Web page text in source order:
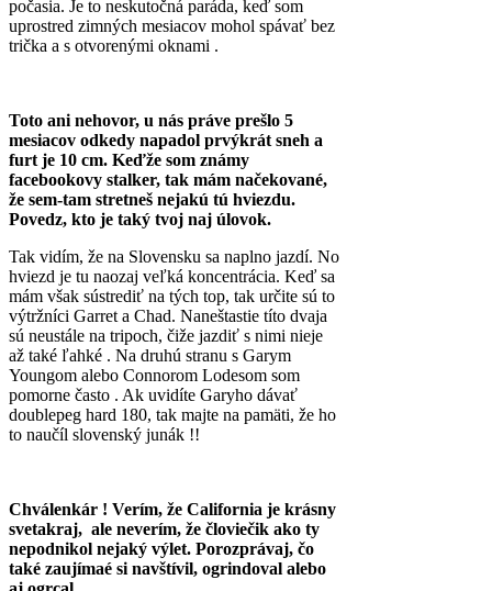
počasia. Je to neskutočná paráda, keď som
uprostred zimných mesiacov mohol spávať bez
trička a s otvorenými oknami .
Toto ani nehovor, u nás práve prešlo 5
mesiacov odkedy napadol prvýkrát sneh a
furt je 10 cm. Keďže som známy
facebookovy stalker, tak mám načekované,
že sem-tam stretneš nejakú tú hviezdu.
Povedz, kto je taký tvoj naj úlovok.
Tak vidím, že na Slovensku sa naplno jazdí. No
hviezd je tu naozaj veľká koncentrácia. Keď sa
mám však sústrediť na tých top, tak určite sú to
výtržníci Garret a Chad. Naneštastie títo dvaja
sú neustále na tripoch, čiže jazdiť s nimi nieje
až také ľahké . Na druhú stranu s Garym
Youngom alebo Connorom Lodesom som
pomorne často . Ak uvidíte Garyho dávať
doublepeg hard 180, tak majte na pamäti, že ho
to naučíl slovenský junák !!
Chválenkár ! Verím, že California je krásny
svetakraj, ale neverím, že človiečik ako ty
nepodnikol nejaký výlet. Porozprávaj, čo
také zaujímaé si navštívil, ogrindoval alebo